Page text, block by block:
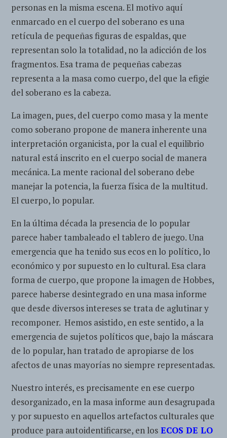
personas en la misma escena. El motivo aquí
enmarcado en el cuerpo del soberano es una
retícula de pequeñas figuras de espaldas, que
representan solo la totalidad, no la adicción de los
fragmentos. Esa trama de pequeñas cabezas
representa a la masa como cuerpo, del que la efigie
del soberano es la cabeza.
La imagen, pues, del cuerpo como masa y la mente
como soberano propone de manera inherente una
interpretación organicista, por la cual el equilibrio
natural está inscrito en el cuerpo social de manera
mecánica. La mente racional del soberano debe
manejar la potencia, la fuerza física de la multitud.
El cuerpo, lo popular.
En la última década la presencia de lo popular
parece haber tambaleado el tablero de juego. Una
emergencia que ha tenido sus ecos en lo político, lo
económico y por supuesto en lo cultural. Esa clara
forma de cuerpo, que propone la imagen de Hobbes,
parece haberse desintegrado en una masa informe
que desde diversos intereses se trata de aglutinar y
recomponer. Hemos asistido, en este sentido, a la
emergencia de sujetos políticos que, bajo la máscara
de lo popular, han tratado de apropiarse de los
afectos de unas mayorías no siempre representadas.
Nuestro interés, es precisamente en ese cuerpo
desorganizado, en la masa informe aun desagrupada
y por supuesto en aquellos artefactos culturales que
produce para autoidentificarse, en los ECOS DE LO